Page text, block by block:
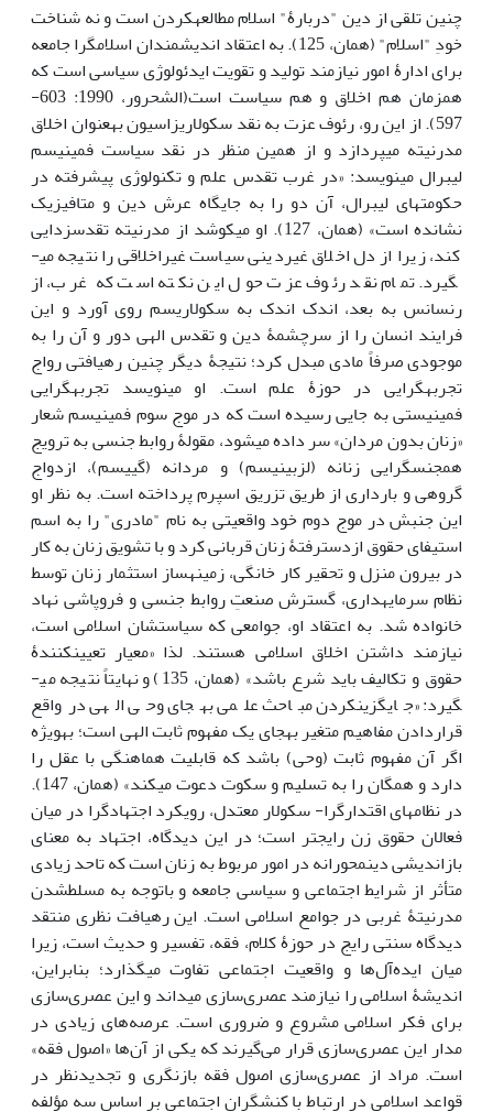
چنین تلقی از دین "دربارۀ" اسلام مطالعه‏کردن است و نه شناخت
خودِ "اسلام" (همان، 125). به اعتقاد اندیشمندان اسلام­گرا جامعه
برای ادارۀ امور نیازمند تولید و تقویت ایدئولوژی سیاسی است که
هم‏زمان هم اخلاق و هم سیاست است(الشحرور، 1990: 603-
597). از این رو، رئوف عزت به نقد سکولاریزاسیون به‏عنوان اخلاق
مدرنیته می‏پردازد و از همین منظر در نقد سیاست فمینیسم
لیبرال می‏نویسد: «در غرب تقدس علم و تکنولوژی پیشرفته در
حکومت‏های لیبرال، آن دو را به جایگاه عرش دین و متافیزیک
نشانده است» (همان، 127). او می‏کوشد از مدرنیته تقدس‏زدایی
کند، زیرا از دل اخلاق غیردینی سیاست غیراخلاقی را نتیجه می­
گیرد. تمام نقد رئوف عزت حول این نکته است که غرب، از
رنسانس به بعد، اندک اندک به سکولاریسم روی آورد و این
فرایند انسان را از سرچشمۀ دین و تقدس الهی دور و آن را به
موجودی صرفاً مادی مبدل کرد؛ نتیجۀ دیگر چنین رهیافتی رواج
تجربه­گرایی در حوزۀ علم است. او می‏نویسد تجربه‏گرایی
فمینیستی به جایی رسیده است که در موج سوم فمینیسم شعار
«زنان بدون مردان» سر داده می­شود، مقولۀ روابط جنسی به ترویج
همجنس­گرایی زنانه (لزبینیسم) و مردانه (گییسم)، ازدواج
گروهی و بارداری از طریق تزریق اسپرم پرداخته است. به ­نظر او
این جنبش در موج دوم خود واقعیتی به نام "مادری" را به اسم
استیفای حقوق ازدست‏رفتۀ زنان قربانی کرد و با تشویق زنان به کار
در بیرون منزل و تحقیر کار خانگی، زمینه­ساز استثمار زنان توسط
نظام سرمایه­داری، گسترش صنعتِ روابط جنسی و فروپاشی نهاد
خانواده شد. به اعتقاد او، جوامعی که سیاستشان اسلامی است،
نیازمند داشتن اخلاق اسلامی هستند. لذا «معیار تعیین‏کنندۀ
حقوق و تکالیف باید شرع باشد» (همان، 135) و نهایتاً نتیجه می­
گیرد: «جایگزین‏کردن مباحث علمی به‏جای وحی الهی درواقع
قراردادن مفاهیم متغیر به‏جای یک مفهوم ثابت الهی است؛ به‏ویژه
اگر آن مفهوم ثابت (وحی) باشد که قابلیت هماهنگی با عقل را
دارد و همگان را به تسلیم و سکوت دعوت می‏کند» (همان، 147).
در نظام­های اقتدارگرا- سکولار معتدل، رویکرد اجتهادگرا در میان
فعالان حقوق زن رایج­تر است؛ در این دیدگاه، اجتهاد به معنای
بازاندیشی دین­محورانه در امور مربوط به زنان است که تاحد زیادی
متأثر از شرایط اجتماعی و سیاسی جامعه و باتوجه به مسلط‏شدن
مدرنیتۀ غربی در جوامع اسلامی است. این رهیافت نظری منتقد
دیدگاه سنتی رایج در حوزۀ کلام، فقه، تفسیر و حدیث است، زیرا
میان ایده‌آل‌ها و واقعیت اجتماعی تفاوت می­گذارد؛ بنابراین،
اندیشۀ اسلامی را نیازمند عصری‌سازی می­داند و این عصری‌سازی
برای فکر اسلامی مشروع و ضروری است. عرصه‌های زیادی در
مدار این عصری‌سازی قرار می‌گیرند که یکی از آن‌ها «اصول فقه»
است. مراد از عصری‌سازی اصول فقه بازنگری و تجدیدنظر در
قواعد اسلامی در ارتباط با کنشگران اجتماعی بر اساس سه مؤلفه